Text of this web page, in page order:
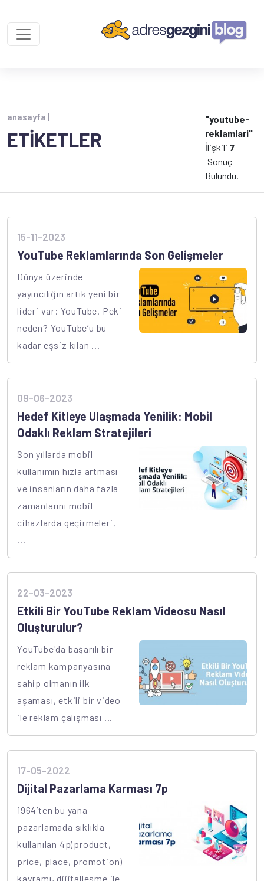
anasayfa |
ETİKETLER
"youtube-
reklamlari"
İlişkili 7
Sonuç
Bulundu.
15-11-2023
YouTube Reklamlarında Son Gelişmeler
Dünya üzerinde
yayıncılığın artık yeni bir
lideri var; YouTube. Peki
neden? YouTube’u bu
kadar eşsiz kılan ...
09-06-2023
Hedef Kitleye Ulaşmada Yenilik: Mobil
Odaklı Reklam Stratejileri
Son yıllarda mobil
kullanımın hızla artması
ve insanların daha fazla
zamanlarını mobil
cihazlarda geçirmeleri,
...
22-03-2023
Etkili Bir YouTube Reklam Videosu Nasıl
Oluşturulur?
YouTube'da başarılı bir
reklam kampanyasına
sahip olmanın ilk
aşaması, etkili bir video
ile reklam çalışması ...
17-05-2022
Dijital Pazarlama Karması 7p
1964’ten bu yana
pazarlamada sıklıkla
kullanılan 4p(product,
price, place, promotion)
kavramı, dijitalleşme ile